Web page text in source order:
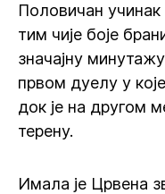
Половичан
тим чије боје
значајну
првом дуелу у
док је на другом
терену.
Имала је Црвена